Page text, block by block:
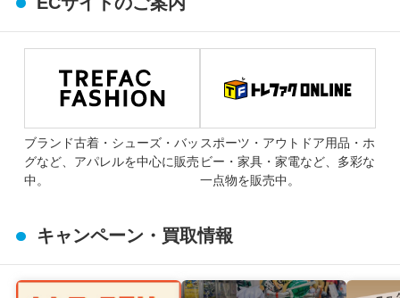
ブランド古着・シューズ・バッ
グなど、アパレルを中心に販売
中。
スポーツ・アウトドア用品・ホ
ビー・家具・家電など、多彩な
一点物を販売中。
キャンペーン・買取情報